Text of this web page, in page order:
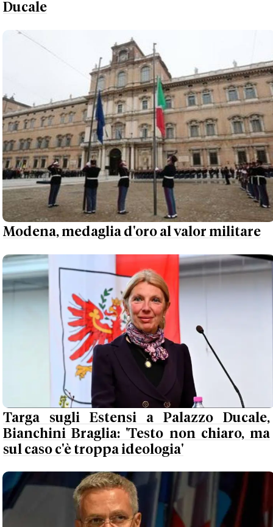
Ducale
Modena, medaglia d'oro al valor militare
Targa sugli Estensi a Palazzo Ducale,
Bianchini Braglia: 'Testo non chiaro, ma
sul caso c'è troppa ideologia'